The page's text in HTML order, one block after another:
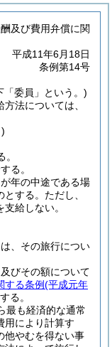
及び費用弁償に関
平成11年6月18日
条例第14号
「委員」という。)
法については、
る。
年の中途である場
する。 ただし、
給しない。
、その旅行につい
びその額について
する条例(平成元年
る。
最も経済的な通常
用により計算す
他やむを得ない事